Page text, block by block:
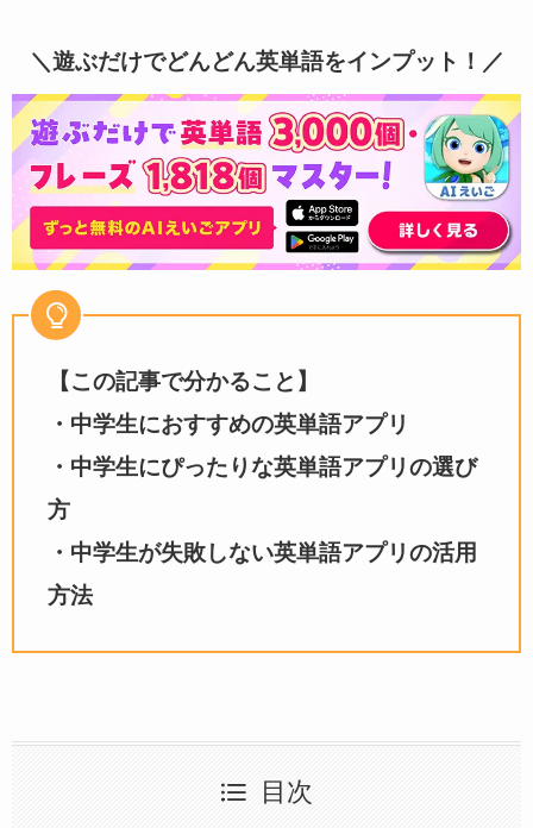
＼遊ぶだけでどんどん英単語をインプット！／
【この記事で分かること】
・中学生におすすめの英単語アプリ
・中学生にぴったりな英単語アプリの選び
方
・中学生が失敗しない英単語アプリの活用
方法
目次